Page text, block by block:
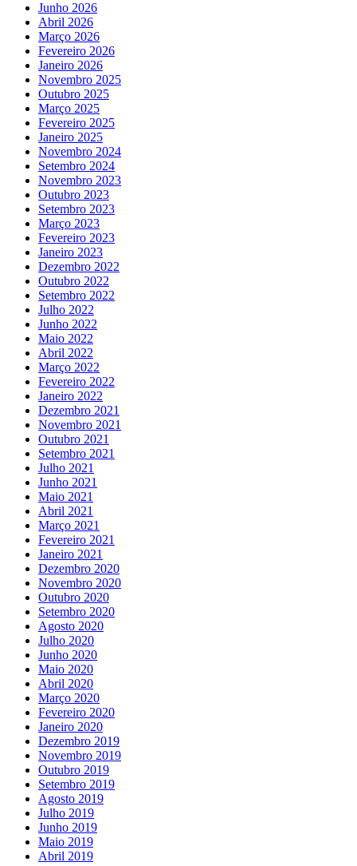
Junho 2026
Abril 2026
Março 2026
Fevereiro 2026
Janeiro 2026
Novembro 2025
Outubro 2025
Março 2025
Fevereiro 2025
Janeiro 2025
Novembro 2024
Setembro 2024
Novembro 2023
Outubro 2023
Setembro 2023
Março 2023
Fevereiro 2023
Janeiro 2023
Dezembro 2022
Outubro 2022
Setembro 2022
Julho 2022
Junho 2022
Maio 2022
Abril 2022
Março 2022
Fevereiro 2022
Janeiro 2022
Dezembro 2021
Novembro 2021
Outubro 2021
Setembro 2021
Julho 2021
Junho 2021
Maio 2021
Abril 2021
Março 2021
Fevereiro 2021
Janeiro 2021
Dezembro 2020
Novembro 2020
Outubro 2020
Setembro 2020
Agosto 2020
Julho 2020
Junho 2020
Maio 2020
Abril 2020
Março 2020
Fevereiro 2020
Janeiro 2020
Dezembro 2019
Novembro 2019
Outubro 2019
Setembro 2019
Agosto 2019
Julho 2019
Junho 2019
Maio 2019
Abril 2019